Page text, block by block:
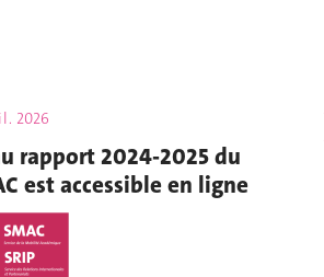
2026
rapport 2024-2025 du
est accessible en ligne